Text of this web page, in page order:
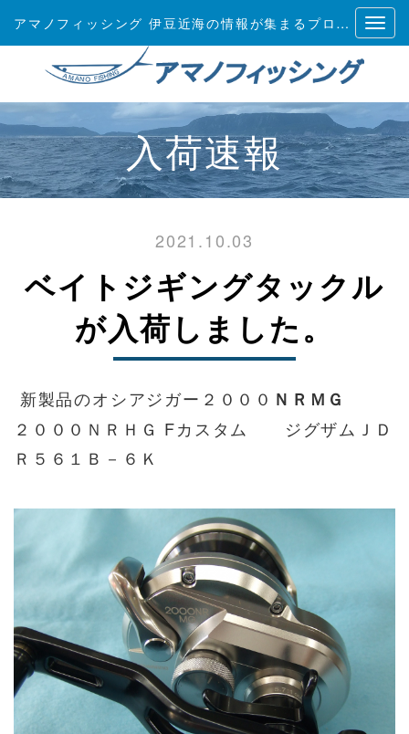
アマノフィッシング 伊豆近海の情報が集まるプロショップ
入荷速報
2021.10.03
ベイトジギングタックル
が入荷しました。
新製品のオシアジガー２０００ ＮＲＭＧ
２０００ＮＲＨＧ Fカスタム ジグザムＪＤ
Ｒ５６１Ｂ－６Ｋ